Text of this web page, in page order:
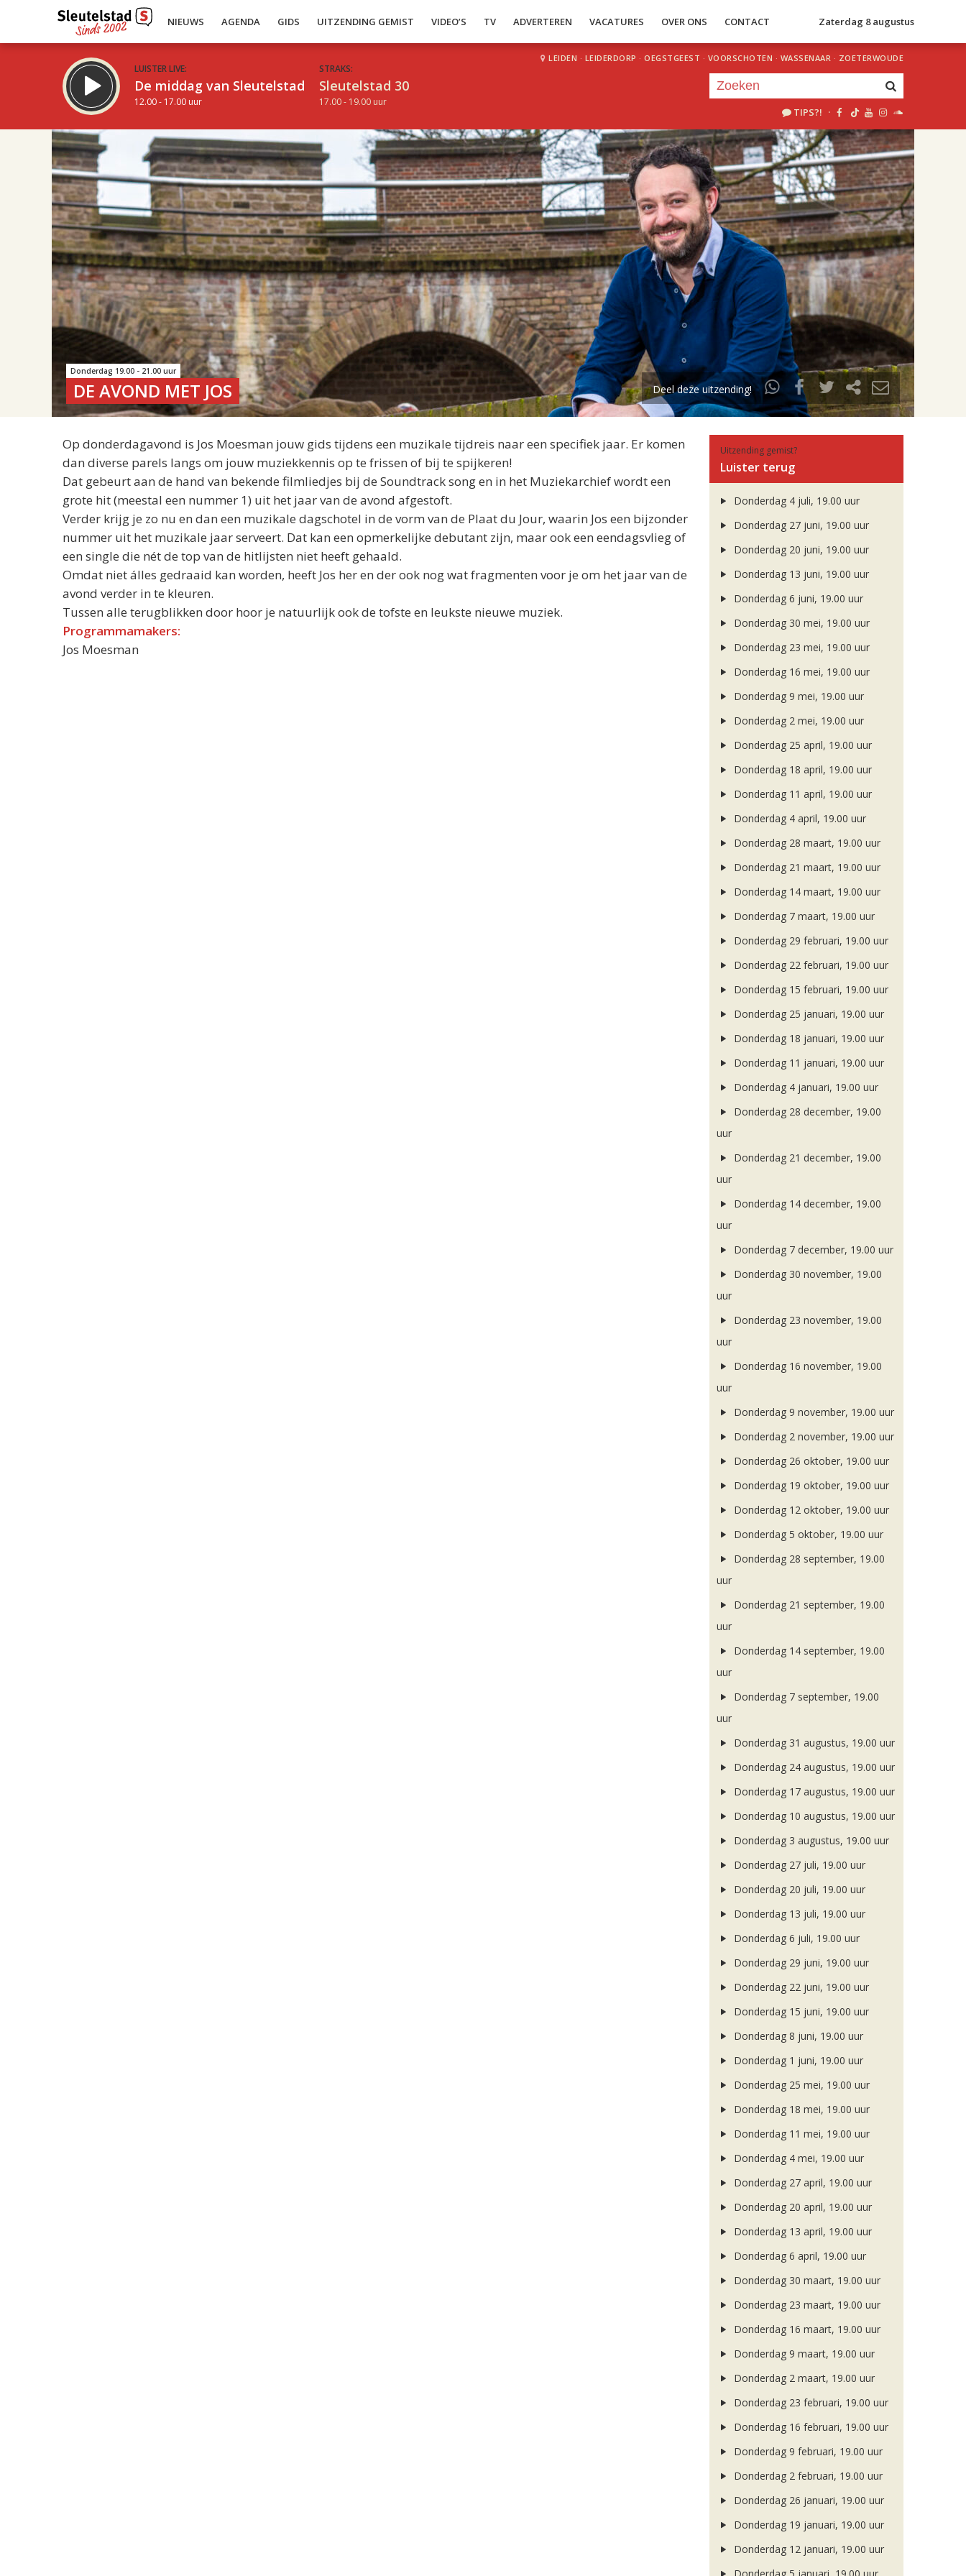
NIEUWS AGENDA GIDS UITZENDING GEMIST VIDEO’S TV ADVERTEREN VACATURES OVER ONS CONTACT Zaterdag 8 augustus
LUISTER LIVE:
De middag van Sleutelstad
12.00 - 17.00 uur
STRAKS:
Sleutelstad 30
17.00 - 19.00 uur
LEIDEN · LEIDERDORP · OEGSTGEEST · VOORSCHOTEN · WASSENAAR · ZOETERWOUDE
TIPS?! ·
19.00 20.00
Je luistert nu naaruur 1 van 2
«Vorig uur Volgend uur»
Inklappen
Donderdag 19.00 - 21.00 uur
DE AVOND MET JOS Deel deze uitzending!
Op donderdagavond is Jos Moesman jouw gids tijdens een muzikale tijdreis naar een specifiek jaar. Er komen
dan diverse parels langs om jouw muziekkennis op te frissen of bij te spijkeren!
Dat gebeurt aan de hand van bekende filmliedjes bij de Soundtrack song en in het Muziekarchief wordt een
grote hit (meestal een nummer 1) uit het jaar van de avond afgestoft.
Verder krijg je zo nu en dan een muzikale dagschotel in de vorm van de Plaat du Jour, waarin Jos een bijzonder
nummer uit het muzikale jaar serveert. Dat kan een opmerkelijke debutant zijn, maar ook een eendagsvlieg of
een single die nét de top van de hitlijsten niet heeft gehaald.
Omdat niet álles gedraaid kan worden, heeft Jos her en der ook nog wat fragmenten voor je om het jaar van de
avond verder in te kleuren.
Tussen alle terugblikken door hoor je natuurlijk ook de tofste en leukste nieuwe muziek.
Programmamakers:
Jos Moesman
Uitzending gemist?
Luister terug
Donderdag 4 juli, 19.00 uur
Donderdag 27 juni, 19.00 uur
Donderdag 20 juni, 19.00 uur
Donderdag 13 juni, 19.00 uur
Donderdag 6 juni, 19.00 uur
Donderdag 30 mei, 19.00 uur
Donderdag 23 mei, 19.00 uur
Donderdag 16 mei, 19.00 uur
Donderdag 9 mei, 19.00 uur
Donderdag 2 mei, 19.00 uur
Donderdag 25 april, 19.00 uur
Donderdag 18 april, 19.00 uur
Donderdag 11 april, 19.00 uur
Donderdag 4 april, 19.00 uur
Donderdag 28 maart, 19.00 uur
Donderdag 21 maart, 19.00 uur
Donderdag 14 maart, 19.00 uur
Donderdag 7 maart, 19.00 uur
Donderdag 29 februari, 19.00 uur
Donderdag 22 februari, 19.00 uur
Donderdag 15 februari, 19.00 uur
Donderdag 25 januari, 19.00 uur
Donderdag 18 januari, 19.00 uur
Donderdag 11 januari, 19.00 uur
Donderdag 4 januari, 19.00 uur
Donderdag 28 december, 19.00
uur
Donderdag 21 december, 19.00
uur
Donderdag 14 december, 19.00
uur
Donderdag 7 december, 19.00 uur
Donderdag 30 november, 19.00
uur
Donderdag 23 november, 19.00
uur
Donderdag 16 november, 19.00
uur
Donderdag 9 november, 19.00 uur
Donderdag 2 november, 19.00 uur
Donderdag 26 oktober, 19.00 uur
Donderdag 19 oktober, 19.00 uur
Donderdag 12 oktober, 19.00 uur
Donderdag 5 oktober, 19.00 uur
Donderdag 28 september, 19.00
uur
Donderdag 21 september, 19.00
uur
Donderdag 14 september, 19.00
uur
Donderdag 7 september, 19.00
uur
Donderdag 31 augustus, 19.00 uur
Donderdag 24 augustus, 19.00 uur
Donderdag 17 augustus, 19.00 uur
Donderdag 10 augustus, 19.00 uur
Donderdag 3 augustus, 19.00 uur
Donderdag 27 juli, 19.00 uur
Donderdag 20 juli, 19.00 uur
Donderdag 13 juli, 19.00 uur
Donderdag 6 juli, 19.00 uur
Donderdag 29 juni, 19.00 uur
Donderdag 22 juni, 19.00 uur
Donderdag 15 juni, 19.00 uur
Donderdag 8 juni, 19.00 uur
Donderdag 1 juni, 19.00 uur
Donderdag 25 mei, 19.00 uur
Donderdag 18 mei, 19.00 uur
Donderdag 11 mei, 19.00 uur
Donderdag 4 mei, 19.00 uur
Donderdag 27 april, 19.00 uur
Donderdag 20 april, 19.00 uur
Donderdag 13 april, 19.00 uur
Donderdag 6 april, 19.00 uur
Donderdag 30 maart, 19.00 uur
Donderdag 23 maart, 19.00 uur
Donderdag 16 maart, 19.00 uur
Donderdag 9 maart, 19.00 uur
Donderdag 2 maart, 19.00 uur
Donderdag 23 februari, 19.00 uur
Donderdag 16 februari, 19.00 uur
Donderdag 9 februari, 19.00 uur
Donderdag 2 februari, 19.00 uur
Donderdag 26 januari, 19.00 uur
Donderdag 19 januari, 19.00 uur
Donderdag 12 januari, 19.00 uur